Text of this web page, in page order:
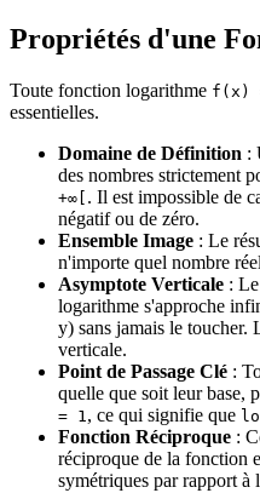
Propriétés d'une
Toute fonction logarithme f(x)
essentielles.
Domaine de Définition :
des nombres strictement
+∞[ . Il est impossible de
négatif ou de zéro.
Ensemble Image : Le
n'importe quel nombre
Asymptote Verticale :
logarithme s'approche
y) sans jamais le toucher.
verticale.
Point de Passage Clé :
quelle que soit leur base,
= 1, ce qui signifie que
Fonction Réciproque :
réciproque de la fonction
symétriques par rapport à